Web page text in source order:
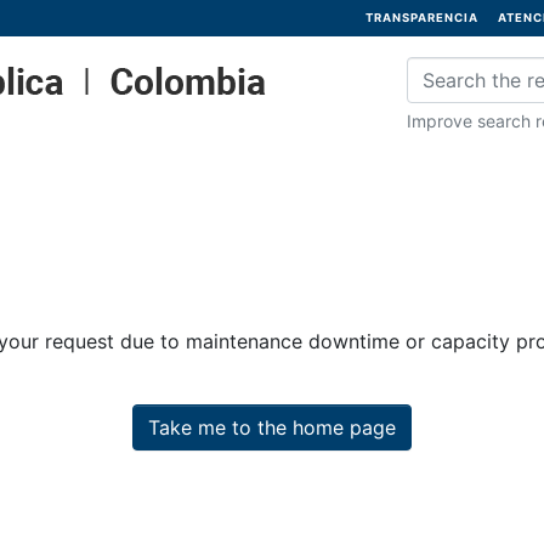
TRANSPARENCIA
Improve search
request due to maintenance downtime or capacity
Take me to the home page